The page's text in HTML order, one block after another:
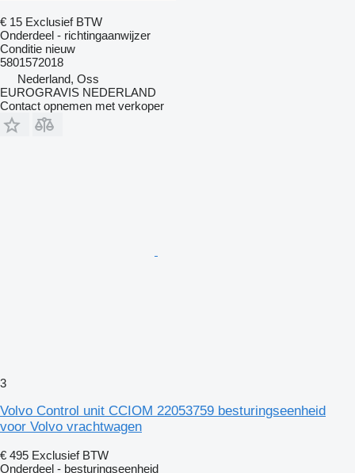
€ 15 Exclusief BTW
Onderdeel - richtingaanwijzer
Conditie nieuw
5801572018
Nederland, Oss
EUROGRAVIS NEDERLAND
Contact opnemen met verkoper
3
Volvo Control unit CCIOM 22053759 besturingseenheid
voor Volvo vrachtwagen
€ 495 Exclusief BTW
Onderdeel - besturingseenheid